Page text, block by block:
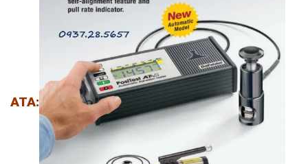
ATA: